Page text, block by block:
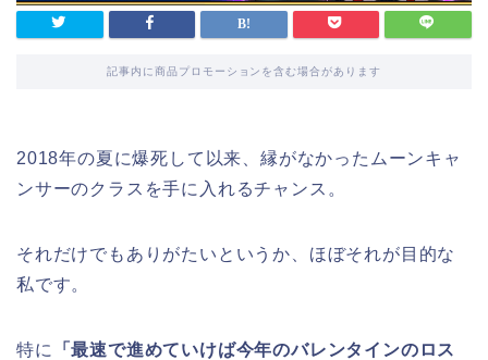
記事内に商品プロモーションを含む場合があります
2018年の夏に爆死して以来、縁がなかったムーンキャ
ンサーのクラスを手に入れるチャンス。
それだけでもありがたいというか、ほぼそれが目的な
私です。
特に
「最速で進めていけば今年のバレンタインのロス